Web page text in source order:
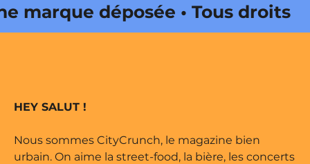
déposée • Tous droits
édité par Buena Onda Web •
HEY SALUT !
Nous sommes CityCrunch, le magazine bien
urbain. On aime la street-food, la bière, les concerts